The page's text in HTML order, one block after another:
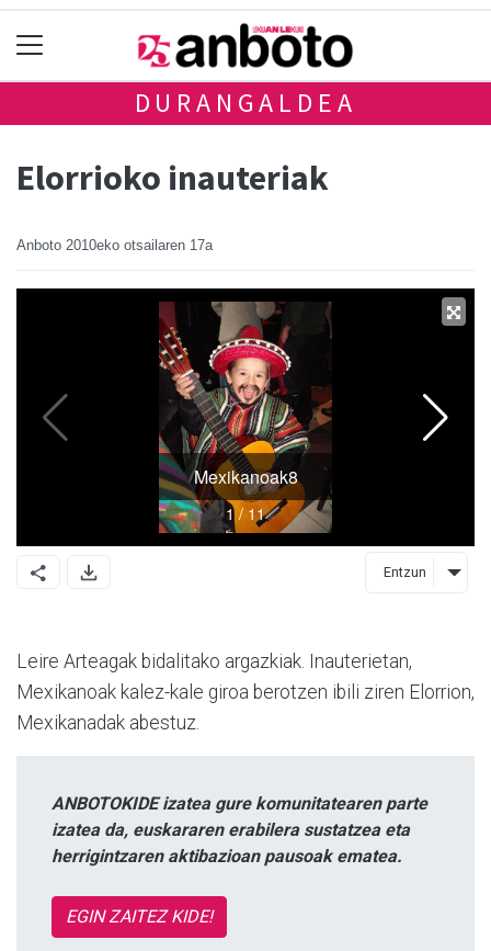
DURANGALDEA
Elorrioko inauteriak
Anboto 2010eko otsailaren 17a
Entzun
Leire Arteagak bidalitako argazkiak. Inauterietan,
Mexikanoak kalez-kale giroa berotzen ibili ziren Elorrion,
Mexikanadak abestuz.
ANBOTOKIDE izatea gure komunitatearen parte
izatea da, euskararen erabilera sustatzea eta
herrigintzaren aktibazioan pausoak ematea.
EGIN ZAITEZ KIDE!